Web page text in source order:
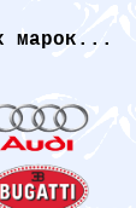
марок...